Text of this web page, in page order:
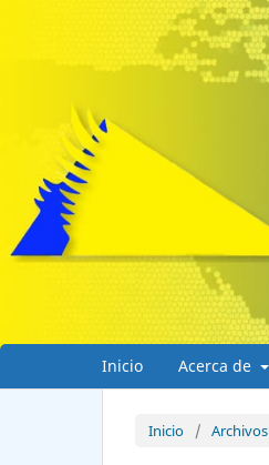
Inicio Acerca de
Inicio / Archivos